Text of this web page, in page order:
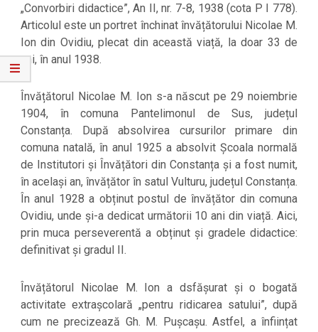
„Convorbiri didactice”, An II, nr. 7-8, 1938 (cota P I 778).
Articolul este un portret închinat învățătorului Nicolae M.
Ion din Ovidiu, plecat din această viață, la doar 33 de
ani, în anul 1938.
Învățătorul Nicolae M. Ion s-a născut pe 29 noiembrie
1904, în comuna Pantelimonul de Sus, județul
Constanța. După absolvirea cursurilor primare din
comuna natală, în anul 1925 a absolvit Școala normală
de Institutori și Învățători din Constanța și a fost numit,
în același an, învățător în satul Vulturu, județul Constanța.
În anul 1928 a obținut postul de învățător din comuna
Ovidiu, unde și-a dedicat următorii 10 ani din viață. Aici,
prin muca perseverentă a obținut și gradele didactice:
definitivat și gradul II.
Învățătorul Nicolae M. Ion a dsfășurat și o bogată
activitate extrașcolară „pentru ridicarea satului”, după
cum ne precizează Gh. M. Pușcașu. Astfel, a înființat